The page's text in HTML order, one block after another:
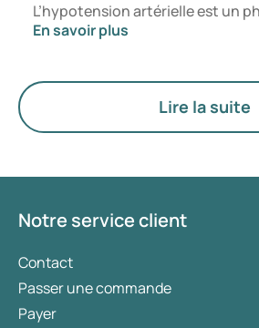
L’hypotension artérielle est un
fréquent et peut avoir plusieurs
l’hypotension.
En savoir plus
Lire la suite
Notre service client
Contact
Passer une commande
Payer